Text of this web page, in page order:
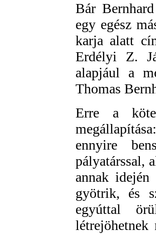
Bár
egy egész
karja alatt
Erdélyi Z.
alapjául a
Thomas
Erre a
ennyire
pályatárssal,
annak
gyötrik, és
egyúttal